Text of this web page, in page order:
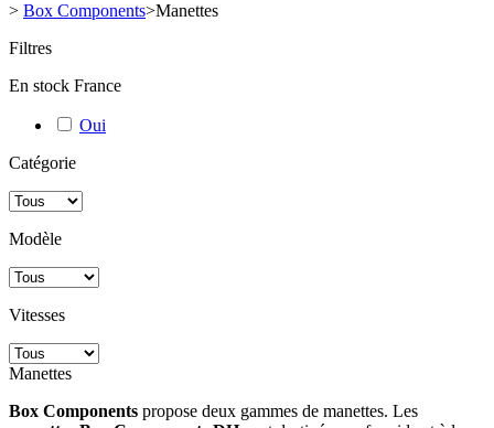
> Box Components>Manettes
Filtres
En stock France
Oui
Catégorie
Modèle
Vitesses
Manettes
Box Components propose deux gammes de manettes. Les